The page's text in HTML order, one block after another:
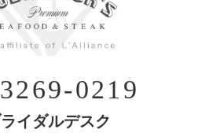
0219
イダルデスク